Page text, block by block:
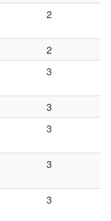
2
2
3
3
3
3
3